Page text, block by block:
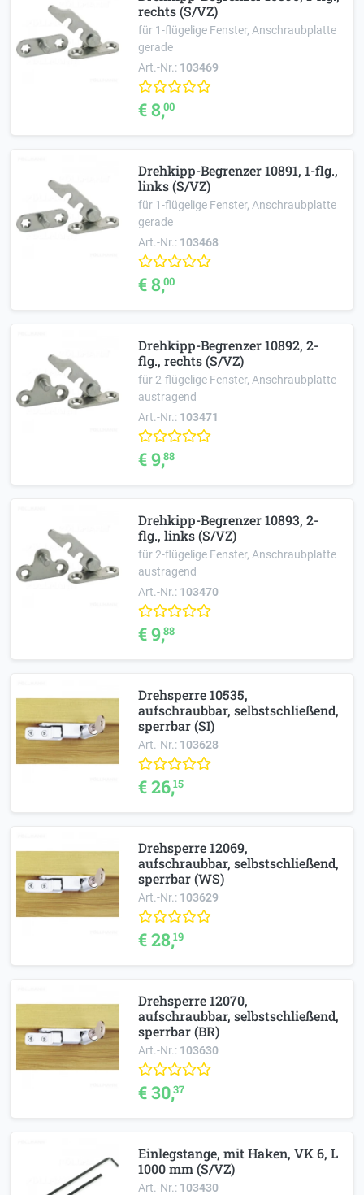
rechts (S/VZ)
für 1-flügelige Fenster, Anschraubplatte
gerade
Art.-Nr.: 103469
€ 8,00
Drehkipp-Begrenzer 10891, 1-flg.,
links (S/VZ)
für 1-flügelige Fenster, Anschraubplatte
gerade
Art.-Nr.: 103468
€ 8,00
Drehkipp-Begrenzer 10892, 2-
flg., rechts (S/VZ)
für 2-flügelige Fenster, Anschraubplatte
austragend
Art.-Nr.: 103471
€ 9,88
Drehkipp-Begrenzer 10893, 2-
flg., links (S/VZ)
für 2-flügelige Fenster, Anschraubplatte
austragend
Art.-Nr.: 103470
€ 9,88
Drehsperre 10535,
aufschraubbar, selbstschließend,
sperrbar (SI)
Art.-Nr.: 103628
€ 26,15
Drehsperre 12069,
aufschraubbar, selbstschließend,
sperrbar (WS)
Art.-Nr.: 103629
€ 28,19
Drehsperre 12070,
aufschraubbar, selbstschließend,
sperrbar (BR)
Art.-Nr.: 103630
€ 30,37
Einlegstange, mit Haken, VK 6, L
1000 mm (S/VZ)
Art.-Nr.: 103430